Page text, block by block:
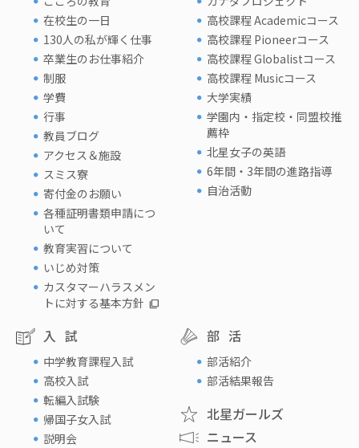
在校生の一日
130人の私が輝く仕事
卒業生のお仕事紹介
制服
学費
行事
教員ブログ
アクセス＆施設
スミス寮
寄付金のお願い
各種証明書類申請につ
いて
教育実習について
いじめ対策
カスタマーハラスメン
トに対する基本方針
高校課程 Academicコース
高校課程 Pioneerコース
高校課程 Globalistコース
高校課程 Musicコース
大学実績
学園内・指定校・同盟校推
薦枠
北星女子の英語
6年間・3年間の進路指導
自治活動
入試
中学教育課程入試
高校入試
転編入試験
帰国子女入試
説明会
部活
部活紹介
部活結果報告
北星ガールズ
ニュース